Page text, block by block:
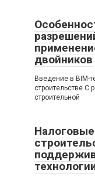
двойников
Введение в BIM-
строительстве С
строительной